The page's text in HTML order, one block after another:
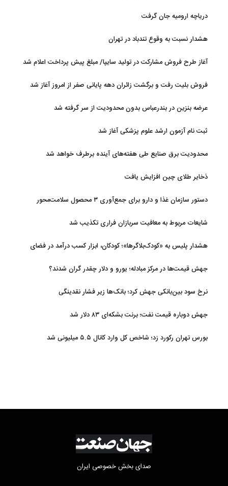
دریاچه ارومیه جان گرفت
هشدار نسبت به وقوع تندباد در تهران
آغاز طرح فروش مشارکت در تولید سایپا/ مبلغ پیش پرداخت اعلام شد
فروش بلیت رفت و برگشت زائران دهه پایانی صفر از امروز آغاز شد
عرضه بنزین در بندرعباس بدون محدودیت از سر گرفته شد
ثبت نام آزمون ارشد علوم پزشکی آغاز شد
محدودیت‌ برق صنایع طی هفته‌های آینده برطرف خواهد شد
ذخایر طلای چین افزایش یافت
دستور سازمان غذا و دارو برای جمع‌آوری ۳ محصول سلامت‌محور
شایعات مربوط به معافیت سربازان فراری تکذیب شد
هشدار پلیس به «کودک‌بلاگرها»؛ کودکان، ابزار کسب درآمد در فضای
جهش قیمت‌ها در مرکز مبادله؛ یورو و دلار چقدر گران شدند؟
نرخ سود بین‌بانکی جهش کرد؛ بانک‌ها زیر فشار نقدینگی
جهش دوباره قیمت نفت؛ برنت بشکه‌ای ۸۳ دلار شد
بورس تهران رکورد زد؛ شاخص کل وارد کانال ۵.۵ میلیونی شد
صدای بخش خصوصی ایران